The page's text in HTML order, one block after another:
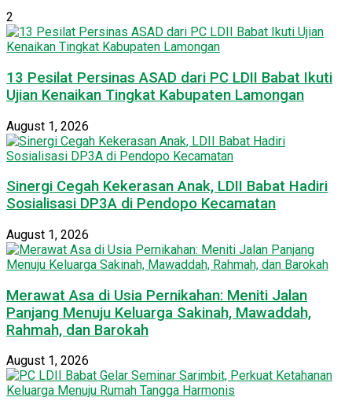
2
13 Pesilat Persinas ASAD dari PC LDII Babat Ikuti
Ujian Kenaikan Tingkat Kabupaten Lamongan
August 1, 2026
Sinergi Cegah Kekerasan Anak, LDII Babat Hadiri
Sosialisasi DP3A di Pendopo Kecamatan
August 1, 2026
Merawat Asa di Usia Pernikahan: Meniti Jalan
Panjang Menuju Keluarga Sakinah, Mawaddah,
Rahmah, dan Barokah
August 1, 2026